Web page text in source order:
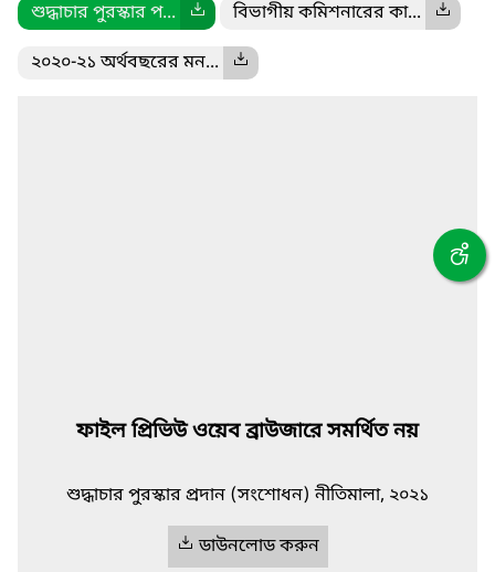
শুদ্ধাচার পুরস্কার প... বিভাগীয় কমিশনারের কা...
২০২০-২১ অর্থবছরের মন...
ফাইল প্রিভিউ ওয়েব ব্রাউজারে সমর্থিত নয়
শুদ্ধাচার পুরস্কার প্রদান (সংশোধন) নীতিমালা, ২০২১
ডাউনলোড করুন